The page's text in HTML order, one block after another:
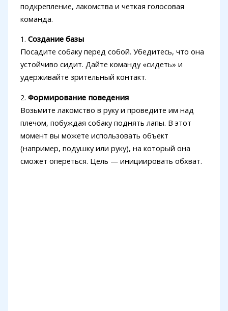
подкрепление, лакомства и четкая голосовая
команда.
1. Создание базы
Посадите собаку перед собой. Убедитесь, что она
устойчиво сидит. Дайте команду «сидеть» и
удерживайте зрительный контакт.
2. Формирование поведения
Возьмите лакомство в руку и проведите им над
плечом, побуждая собаку поднять лапы. В этот
момент вы можете использовать объект
(например, подушку или руку), на который она
сможет опереться. Цель — инициировать обхват.